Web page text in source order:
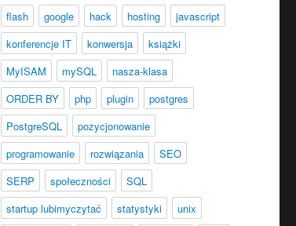
flash
google hack hosting
javascript
konferencje IT
konwersja
książki
MyISAM
mySQL
nasza-klasa
ORDER BY
php plugin
postgres
PostgreSQL
pozycjonowanie
programowanie
rozwiązania
SEO
SERP
społeczności
SQL
startup lubimyczytać
statystyki
unix